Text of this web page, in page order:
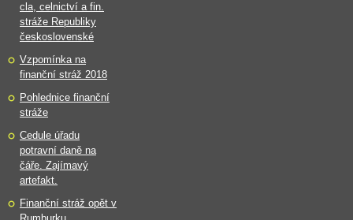
cla, celnictví a fin.
stráže Republiky
československé
Vzpomínka na
finanční stráž 2018
Pohlednice finanční
stráže
Cedule úřadu
potravní daně na
čáře. Zajímavý
artefakt.
Finanční stráž opět v